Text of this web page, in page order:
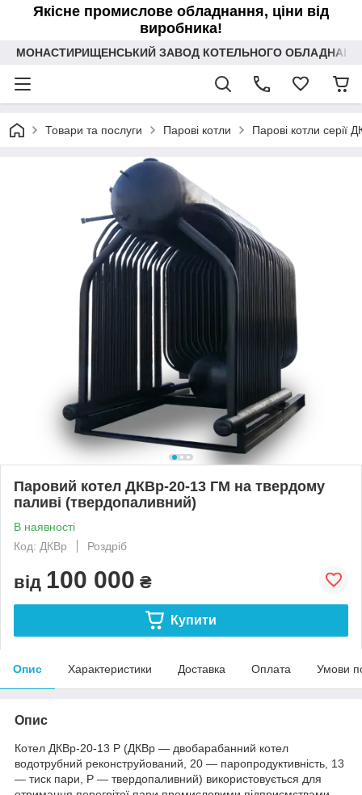
Якісне промислове обладнання, ціни від
виробника!
МОНАСТИРИЩЕНСЬКИЙ ЗАВОД КОТЕЛЬНОГО
Товари та послуги Парові котли Парові котли серії
Паровий котел ДКВр-20-13 ГМ на твердому
паливі (твердопаливний)
В наявності
Код: ДКВр
Роздріб
від 100 000 ₴
Купити
Опис Характеристики Доставка Оплата Умови
Опис
Котел ДКВр-20-13 Р (ДКВр — двобарабанний котел
водотрубний реконструйований, 20 — паропродуктивність, 13
— тиск пари, Р — твердопаливний) використовується для